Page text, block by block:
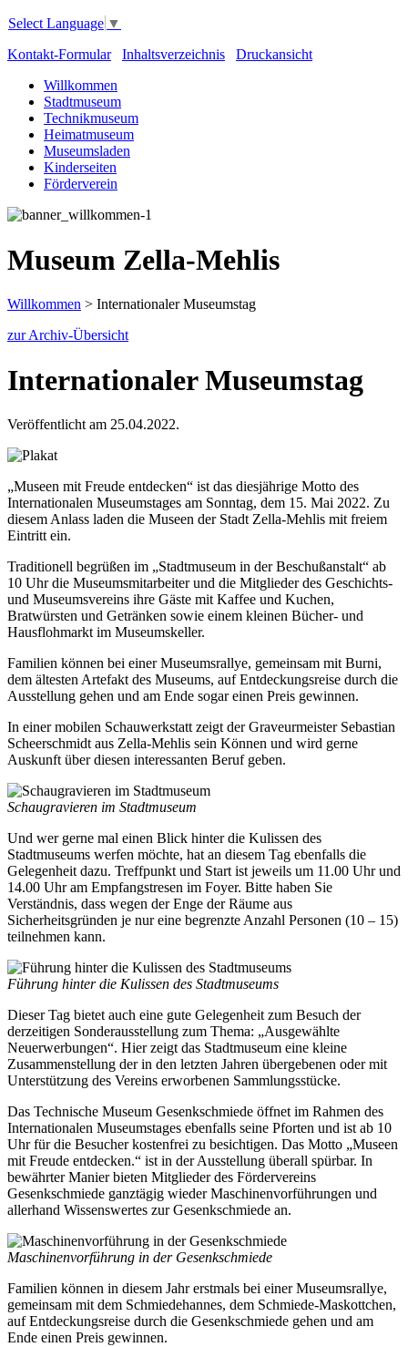
Select Language ▼
Kontakt-Formular
Inhaltsverzeichnis
Druckansicht
Willkommen
Stadtmuseum
Technikmuseum
Heimatmuseum
Museumsladen
Kinderseiten
Förderverein
Museum Zella-Mehlis
Willkommen > Internationaler Museumstag
zur Archiv-Übersicht
Internationaler Museumstag
Veröffentlicht am 25.04.2022.
„Museen mit Freude entdecken“ ist das diesjährige Motto des
Internationalen Museumstages am Sonntag, dem 15. Mai 2022. Zu
diesem Anlass laden die Museen der Stadt Zella-Mehlis mit freiem
Eintritt ein.
Traditionell begrüßen im „Stadtmuseum in der Beschußanstalt“ ab
10 Uhr die Museumsmitarbeiter und die Mitglieder des Geschichts-
und Museumsvereins ihre Gäste mit Kaffee und Kuchen,
Bratwürsten und Getränken sowie einem kleinen Bücher- und
Hausflohmarkt im Museumskeller.
Familien können bei einer Museumsrallye, gemeinsam mit Burni,
dem ältesten Artefakt des Museums, auf Entdeckungsreise durch die
Ausstellung gehen und am Ende sogar einen Preis gewinnen.
In einer mobilen Schauwerkstatt zeigt der Graveurmeister Sebastian
Scheerschmidt aus Zella-Mehlis sein Können und wird gerne
Auskunft über diesen interessanten Beruf geben.
Schaugravieren im Stadtmuseum
Und wer gerne mal einen Blick hinter die Kulissen des
Stadtmuseums werfen möchte, hat an diesem Tag ebenfalls die
Gelegenheit dazu. Treffpunkt und Start ist jeweils um 11.00 Uhr und
14.00 Uhr am Empfangstresen im Foyer. Bitte haben Sie
Verständnis, dass wegen der Enge der Räume aus
Sicherheitsgründen je nur eine begrenzte Anzahl Personen (10 – 15)
teilnehmen kann.
Führung hinter die Kulissen des Stadtmuseums
Dieser Tag bietet auch eine gute Gelegenheit zum Besuch der
derzeitigen Sonderausstellung zum Thema: „Ausgewählte
Neuerwerbungen“. Hier zeigt das Stadtmuseum eine kleine
Zusammenstellung der in den letzten Jahren übergebenen oder mit
Unterstützung des Vereins erworbenen Sammlungsstücke.
Das Technische Museum Gesenkschmiede öffnet im Rahmen des
Internationalen Museumstages ebenfalls seine Pforten und ist ab 10
Uhr für die Besucher kostenfrei zu besichtigen. Das Motto „Museen
mit Freude entdecken.“ ist in der Ausstellung überall spürbar. In
bewährter Manier bieten Mitglieder des Fördervereins
Gesenkschmiede ganztägig wieder Maschinenvorführungen und
allerhand Wissenswertes zur Gesenkschmiede an.
Maschinenvorführung in der Gesenkschmiede
Familien können in diesem Jahr erstmals bei einer Museumsrallye,
gemeinsam mit dem Schmiedehannes, dem Schmiede-Maskottchen,
auf Entdeckungsreise durch die Gesenkschmiede gehen und am
Ende einen Preis gewinnen.